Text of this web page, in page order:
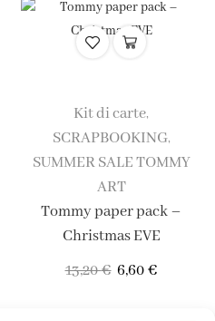
Kit di carte,
SCRAPBOOKING,
SUMMER SALE TOMMY
ART
Tommy paper pack –
Christmas EVE
13,20€ 6,60€